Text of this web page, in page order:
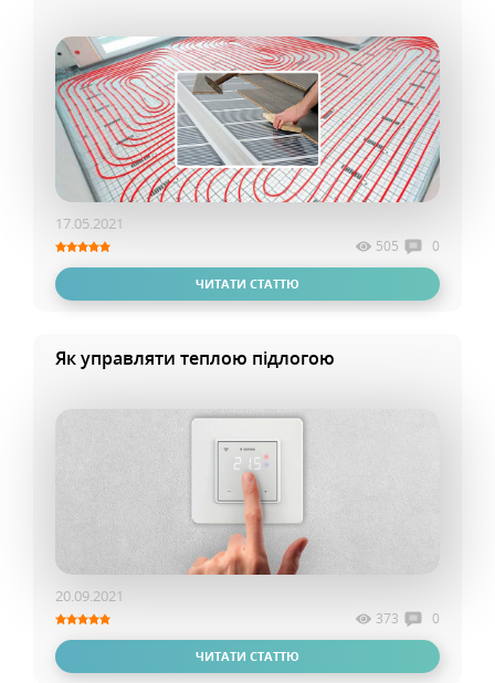
17.05.2021
505 0
ЧИТАТИ СТАТТЮ
Як управляти теплою підлогою
20.09.2021
373 0
ЧИТАТИ СТАТТЮ